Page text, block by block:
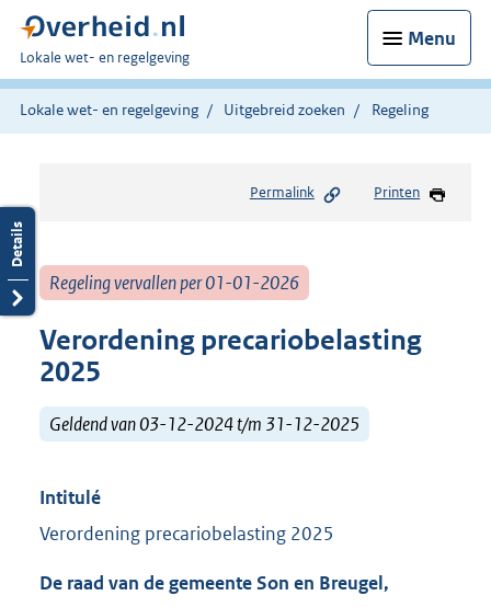
Menu
U
bent
hier:
Lokale wet- en regelgeving
Lokale wet- en regelgeving Uitgebreid zoeken Regeling
Permalink Printen
Regeling vervallen per 01-01-2026
Verordening precariobelasting
2025
Geldend van 03-12-2024 t/m 31-12-2025
Intitulé
Verordening precariobelasting 2025
De raad van de gemeente Son en Breugel,